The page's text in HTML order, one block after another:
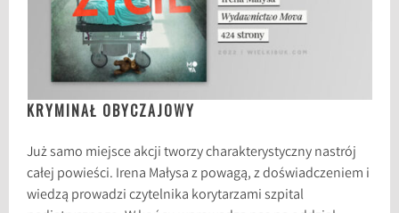
KRYMINAŁ OBYCZAJOWY
Już samo miejsce akcji tworzy charakterystyczny nastrój
całej powieści. Irena Małysa z powagą, z doświadczeniem i
wiedzą prowadzi czytelnika korytarzami szpital